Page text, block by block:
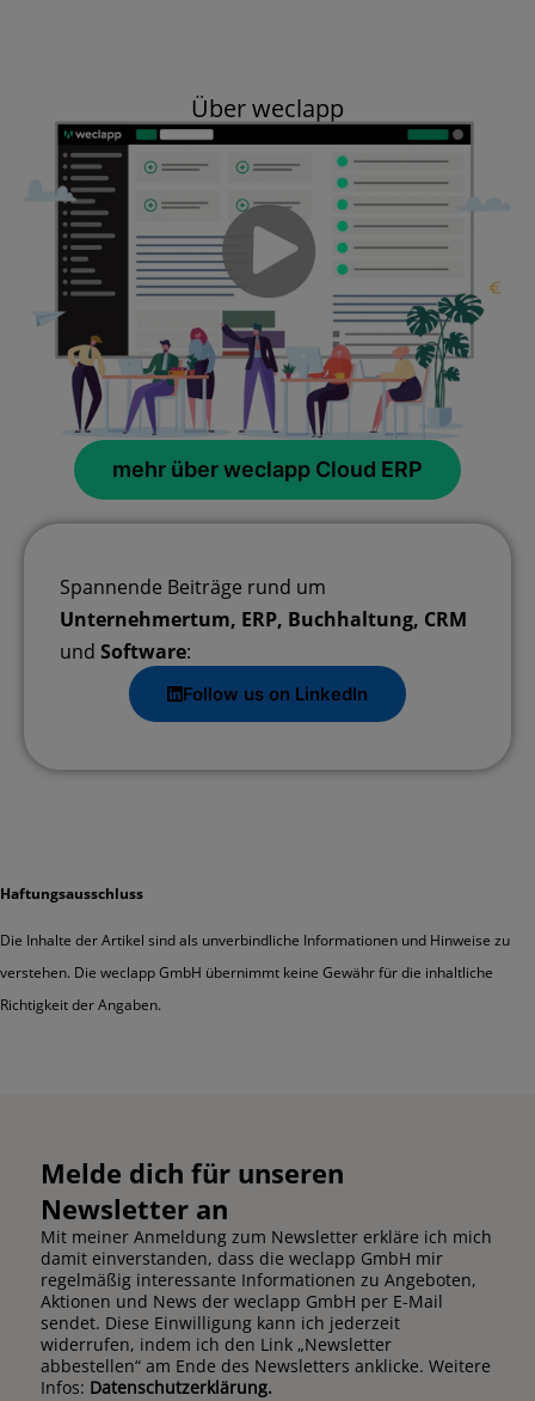
Über weclapp
mehr über weclapp Cloud ERP
Spannende Beiträge rund um
Unternehmertum, ERP, Buchhaltung, CRM
und Software:
Follow us on LinkedIn
Haftungsausschluss
Die Inhalte der Artikel sind als unverbindliche Informationen und Hinweise zu
verstehen. Die weclapp GmbH übernimmt keine Gewähr für die inhaltliche
Richtigkeit der Angaben.
Melde dich für unseren
Newsletter an
Mit meiner Anmeldung zum Newsletter erkläre ich mich
damit einverstanden, dass die weclapp GmbH mir
regelmäßig interessante Informationen zu Angeboten,
Aktionen und News der weclapp GmbH per E-Mail
sendet. Diese Einwilligung kann ich jederzeit
widerrufen, indem ich den Link „Newsletter
abbestellen“ am Ende des Newsletters anklicke. Weitere
Infos: Datenschutzerklärung.